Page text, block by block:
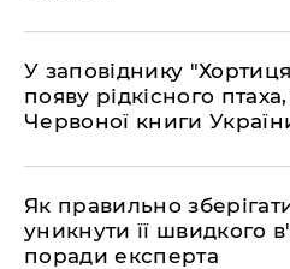
У заповіднику
появу рідкісного
Червоної книги
Як правильно
уникнути її швидкого
поради експерта